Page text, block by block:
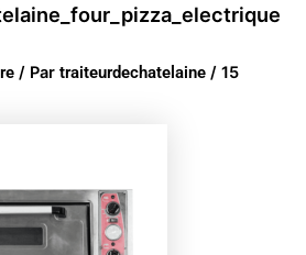
/ Partraiteurdechatelaine/15